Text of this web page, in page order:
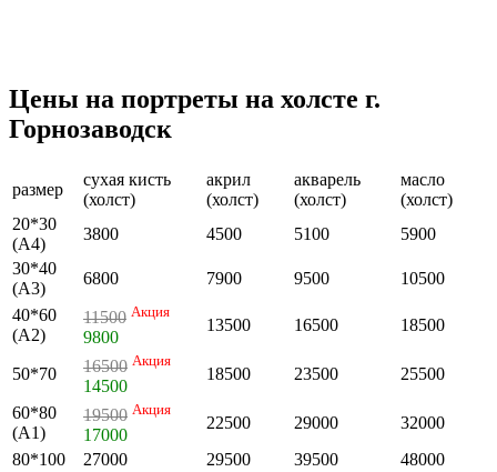
Цены на портреты на холсте г.
Горнозаводск
размер
сухая кисть
(холст)
акрил
(холст)
акварель
(холст)
масло
(холст)
20*30
(А4)
3800 4500 5100
5900
30*40
(А3)
6800 7900 9500
10500
40*60
(А2)
11500 Акция
9800
13500 16500 18500
50*70 16500 Акция
14500
18500 23500 25500
60*80
(А1)
19500 Акция
17000
22500 29000
32000
80*100
27000 29500 39500 48000